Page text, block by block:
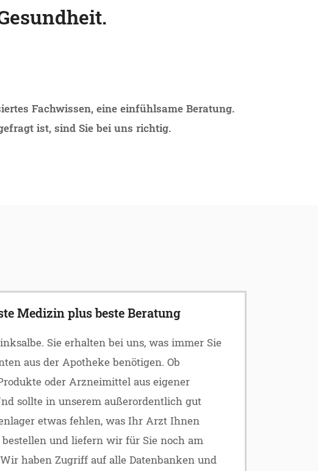
Fachwissen, eine einfühlsame Beratung.
ist, sind Sie bei uns richtig.
Medizin plus beste Beratung
Sie erhalten bei uns, was immer Sie
aus der Apotheke benötigen. Ob
oder Arzneimittel aus eigener
sollte in unserem außerordentlich gut
etwas fehlen, was Ihr Arzt Ihnen
und liefern wir für Sie noch am
haben Zugriff auf alle Datenbanken und